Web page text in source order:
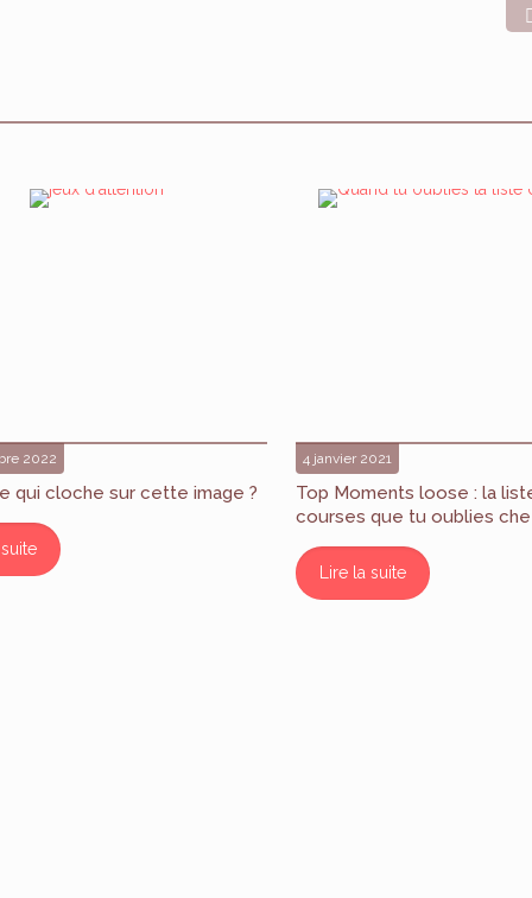
2022
qui cloche sur cette image ?
4 janvier 2021
Top Moments loose : la
courses que tu oublies
Lire la suite